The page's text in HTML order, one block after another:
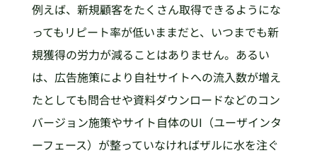
例えば、新規顧客をたくさん取得できるようにな
ってもリピート率が低いままだと、いつまでも新
規獲得の労力が減ることはありません。あるい
は、広告施策により自社サイトへの流入数が増え
たとしても問合せや資料ダウンロードなどのコン
バージョン施策やサイト自体のUI（ユーザインタ
ーフェース）が整っていなければザルに水を注ぐ